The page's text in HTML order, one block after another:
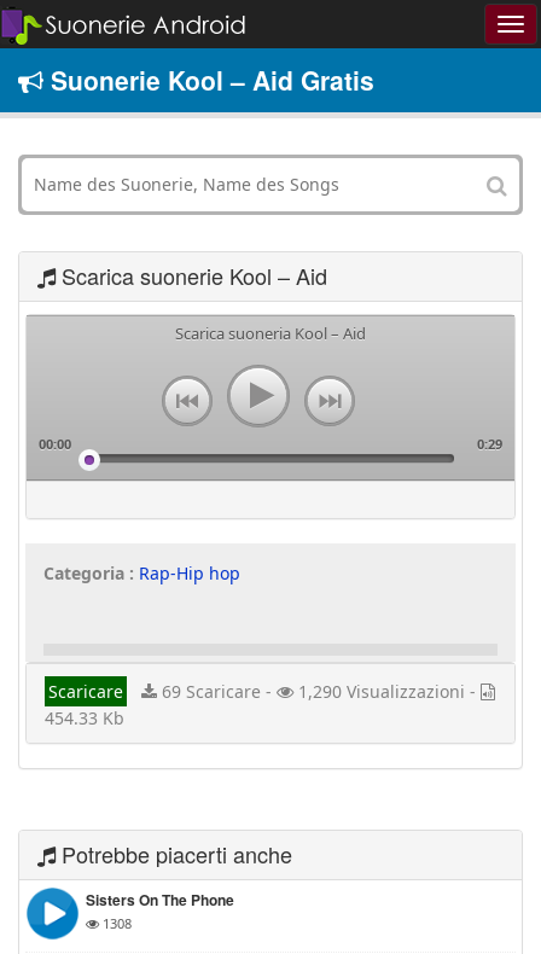
Suonerie Kool – Aid Gratis
Scarica suonerie Kool – Aid
Scarica suoneria Kool – Aid
00:00 0:29
Categoria : Rap-Hip hop
Scaricare 69 Scaricare -
1,290 Visualizzazioni -
454.33 Kb
Potrebbe piacerti anche
Sisters On The Phone
1308